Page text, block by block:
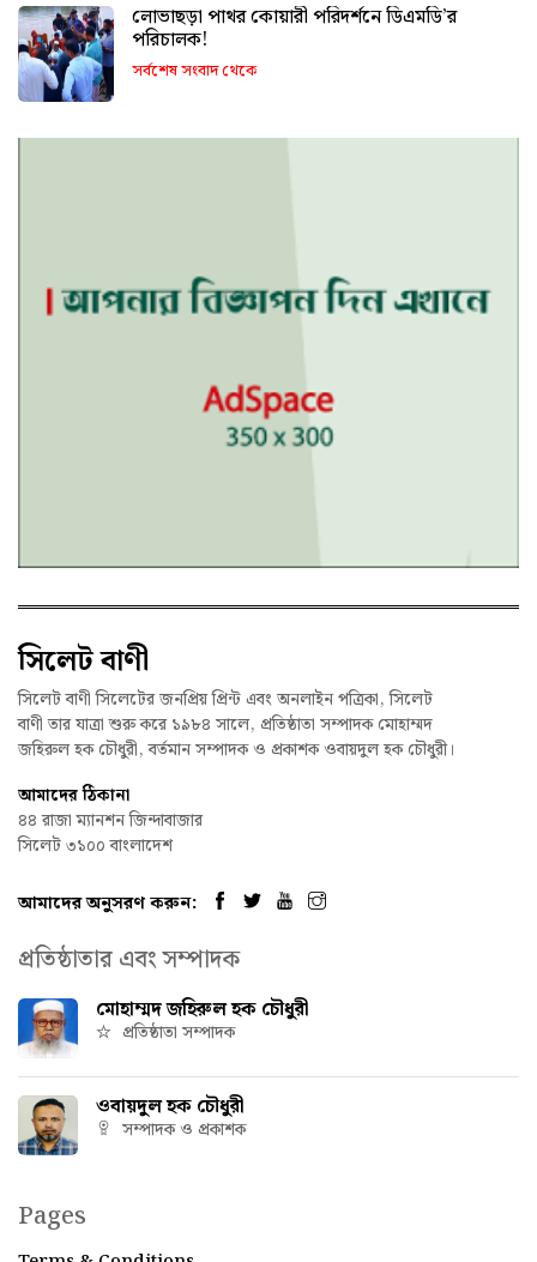
লোভাছড়া পাথর কোয়ারী পরিদর্শনে ডিএমডি’র
পরিচালক!
সর্বশেষ সংবাদ থেকে
সিলেট বাণী
সিলেট বাণী সিলেটের জনপ্রিয় প্রিন্ট এবং অনলাইন পত্রিকা, সিলেট
বাণী তার যাত্রা শুরু করে ১৯৮৪ সালে, প্রতিষ্ঠাতা সম্পাদক মোহাম্মদ
জহিরুল হক চৌধুরী, বর্তমান সম্পাদক ও প্রকাশক ওবায়দুল হক চৌধুরী।
আমাদের ঠিকানা
৪৪ রাজা ম্যানশন জিন্দাবাজার
সিলেট ৩১০০ বাংলাদেশ
আমাদের অনুসরণ করুন:
প্রতিষ্ঠাতার এবং সম্পাদক
মোহাম্মদ জহিরুল হক চৌধুরী
প্রতিষ্ঠাতা সম্পাদক
ওবায়দুল হক চৌধুরী
সম্পাদক ও প্রকাশক
Pages